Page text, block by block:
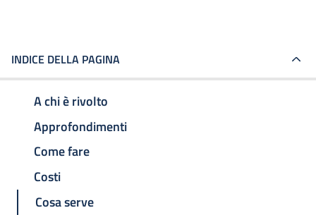
INDICE DELLA PAGINA
A chi è rivolto
Approfondimenti
Come fare
Costi
Cosa serve